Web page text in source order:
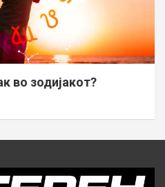
во зодијакот?